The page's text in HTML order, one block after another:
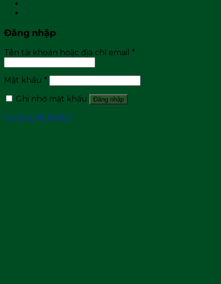
Đăng nhập
Tên tài khoản hoặc địa chỉ email *
Mật khẩu *
Ghi nhớ mật khẩu
Đăng nhập
Quên mật khẩu?